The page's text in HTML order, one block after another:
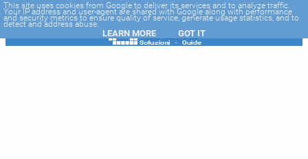
-->
This site uses cookies from Google to deliver its services and to analyze traffic.
Your IP address and user-agent are shared with Google along with performance
and security metrics to ensure quality of service, generate usage statistics, and to
detect and address abuse.
LEARN MORE GOT IT